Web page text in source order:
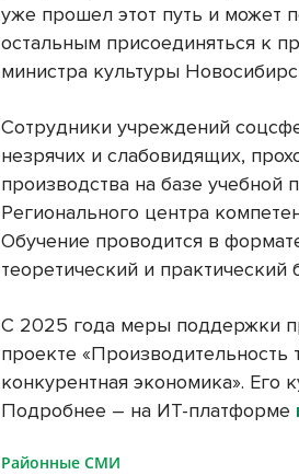
уже прошел этот путь и может
остальным присоединяться к
министра культуры
Сотрудники учреждений
незрячих и слабовидящих,
производства на базе
Регионального центра
Обучение проводится в
теоретический и практический
С 2025 года меры поддержки
проекте
конкурентная экономика». Его
Подробнее – на ИТ-платформе
Районные СМИ